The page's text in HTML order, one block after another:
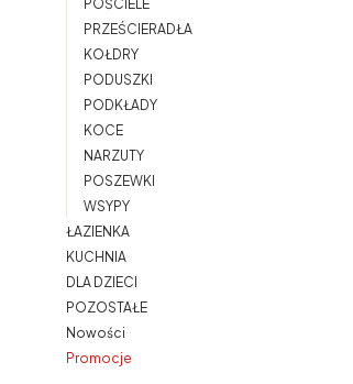
POŚCIELE
PRZEŚCIERADŁA
KOŁDRY
PODUSZKI
PODKŁADY
KOCE
NARZUTY
POSZEWKI
WSYPY
ŁAZIENKA
KUCHNIA
DLA DZIECI
POZOSTAŁE
Nowości
Promocje